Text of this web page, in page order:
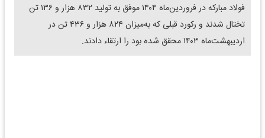
فولاد مبارکه در فروردین‌ماه ۱۴۰۴ موفق به تولید ۸۳۲ هزار و ۱۳۶ تن
تختال شدند و رکورد قبلی که به‌میزان ۸۲۴ هزار و ۴۳۶ تن در
اردیبهشت‌ماه ۱۴۰۳ محقق شده بود را ارتقاء دادند.